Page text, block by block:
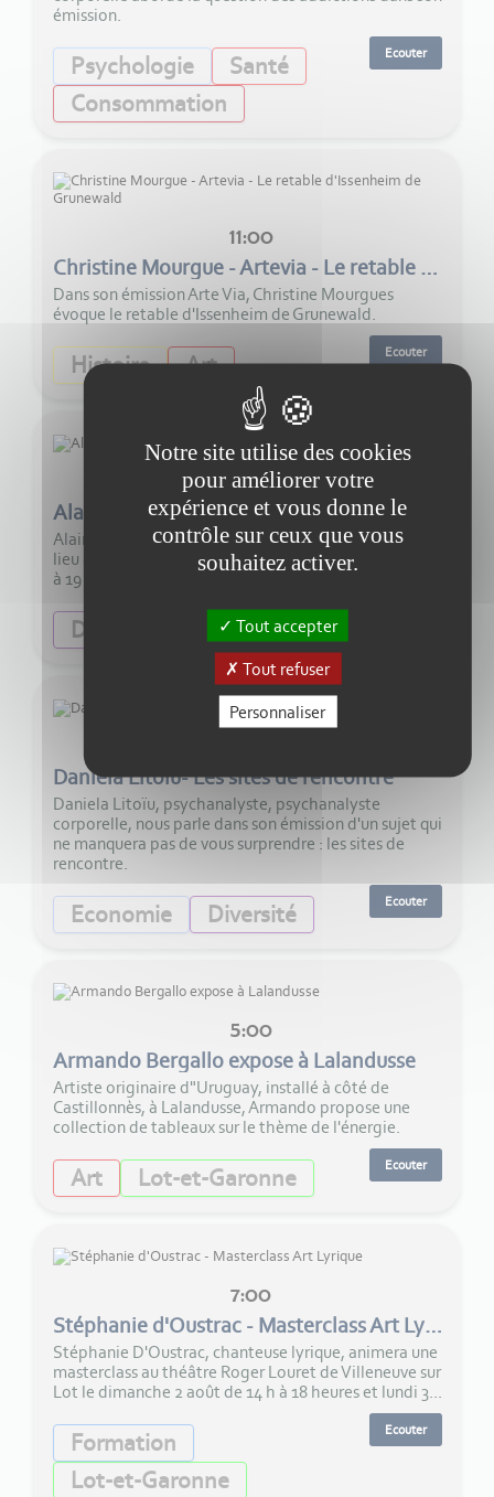
émission.
Psychologie
Santé
Consommation
Ecouter
11:00
Christine Mourgue - Artevia - Le retable d'Issenheim de Grunewald
Dans son émission Arte Via, Christine Mourgues
évoque le retable d'Issenheim de Grunewald.
Histoire Art Ecouter
11:00
Alain Leclerc - La fête Romaine d'Eysses
Alain Leclerc nous parle de la Fête romaine qui aura
lieu à la plaine d’Eysses dimanche 9 août de 10 heures
à 19 heures.
Diversité Tradition
Daniela Litoïu- Les sites de rencontre
Daniela Litoïu, psychanalyste, psychanalyste
corporelle, nous parle dans son émission d'un sujet qui
ne manquera pas de vous surprendre : les sites de
rencontre.
Economie Diversité Ecouter
5:00
Armando Bergallo expose à Lalandusse
Artiste originaire d"Uruguay, installé à côté de
Castillonnès, à Lalandusse, Armando propose une
collection de tableaux sur le thème de l'énergie.
Art Lot-et-Garonne Ecouter
7:00
Stéphanie d'Oustrac - Masterclass Art Lyrique
Stéphanie D'Oustrac, chanteuse lyrique, animera une
masterclass au théâtre Roger Louret de Villeneuve sur
Lot le dimanche 2 août de 14 h à 18 heures et lundi 3...
Formation
Lot-et-Garonne
Ecouter
Notre site utilise des cookies
pour améliorer votre
expérience et vous donne le
contrôle sur ceux que vous
souhaitez activer.
Tout accepter
Tout refuser
Personnaliser